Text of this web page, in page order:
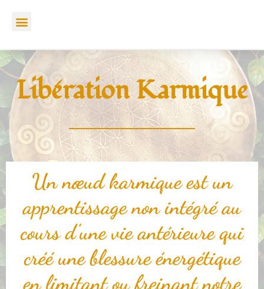
Menu
Libération Karmique
Un nœud karmique est un
apprentissage non intégré au
cours d’une vie antérieure qui
créé une blessure énergétique
en limitant ou freinant notre